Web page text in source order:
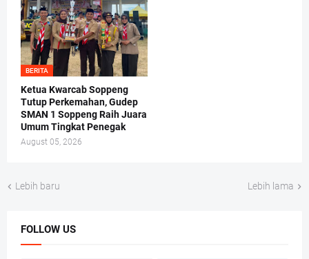
BERITA
Ketua Kwarcab Soppeng
Tutup Perkemahan, Gudep
SMAN 1 Soppeng Raih Juara
Umum Tingkat Penegak
August 05, 2026
Lebih baru Lebih lama
FOLLOW US